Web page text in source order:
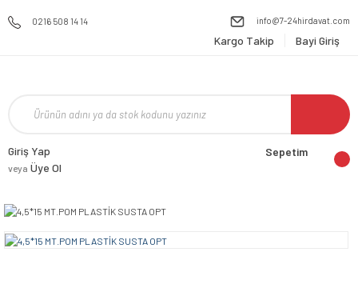
0216 508 14 14 info@7-24hirdavat.com
Kargo Takip Bayi Giriş
Giriş Yap
veya Üye Ol
Sepetim